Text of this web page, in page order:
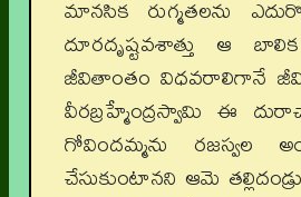
మానసిక రుగ్మతలను
దూరదృష్టవశాత్తు ఆ
జీవితాంతం విధవరాలిగానే
వీరబ్రహ్మేంద్రస్వామి ఈ
గోవిందమ్మను రజస్వల
చేసుకుంటానని ఆమె